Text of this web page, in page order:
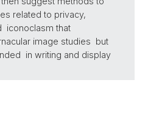
related to privacy,
iconoclasm that
image studies but
in writing and display